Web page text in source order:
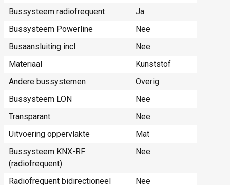
Bussysteem radiofrequent
Ja
Bussysteem Powerline
Nee
Busaansluiting incl.
Nee
Materiaal
Kunststof
Andere bussystemen
Overig
Bussysteem LON
Nee
Transparant
Nee
Uitvoering oppervlakte
Mat
Bussysteem KNX-RF
(radiofrequent)
Nee
Radiofrequent bidirectioneel Nee